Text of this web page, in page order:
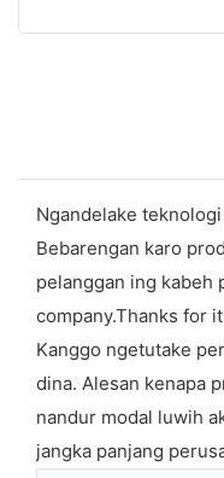
Ngandelake
Bebarengan karo
pelanggan ing kabeh
company.Thanks for
Kanggo ngetutake
dina. Alesan kenapa
nandur modal luwih
jangka panjang